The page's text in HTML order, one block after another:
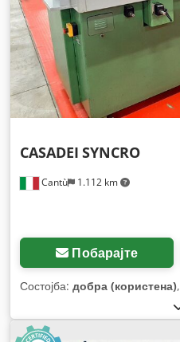
Cantù 1.112 km
CASADEI SYNCRO
Побарајте
Состојба: добра (користена),